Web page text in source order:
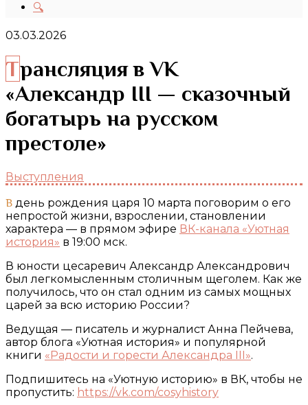
🔍
03.03.2026
Трансляция в VK
«Александр III — сказочный
богатырь на русском
престоле»
Выступления
В день рождения царя 10 марта поговорим о его
непростой жизни, взрослении, становлении
характера — в прямом эфире ВК-канала «Уютная
история» в 19:00 мск.
В юности цесаревич Александр Александрович
был легкомысленным столичным щеголем. Как же
получилось, что он стал одним из самых мощных
царей за всю историю России?
Ведущая — писатель и журналист Анна Пейчева,
автор блога «Уютная история» и популярной
книги «Радости и горести Александра III».
Подпишитесь на «Уютную историю» в ВК, чтобы не
пропустить: https://vk.com/cosyhistory